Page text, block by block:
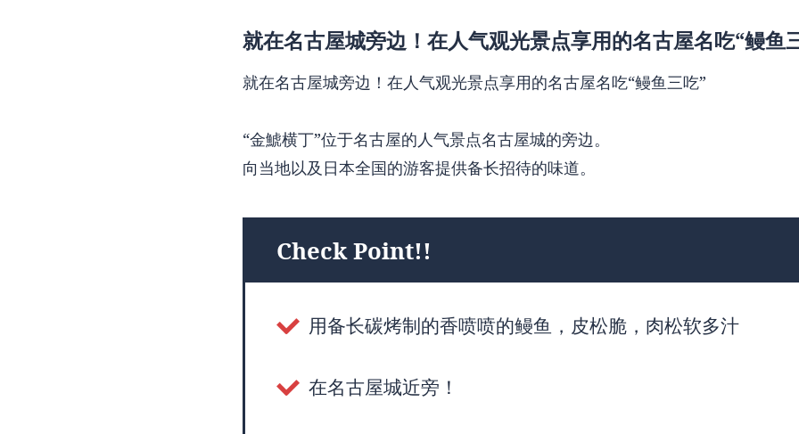
就在名古屋城旁边！在人气观光景点享用的名古屋名吃“鳗鱼
就在名古屋城旁边！在人气观光景点享用的名古屋名吃“鳗鱼三吃”
“金鯱横丁”位于名古屋的人气景点名古屋城的旁边。
向当地以及日本全国的游客提供备长招待的味道。
Check Point!!
用备长碳烤制的香喷喷的鳗鱼，皮松脆，肉松软多汁
在名古屋城近旁！